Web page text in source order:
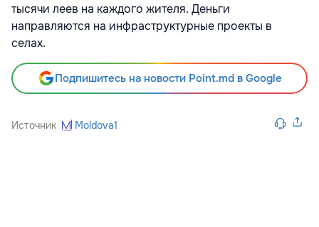
тысячи леев на каждого жителя. Деньги
направляются на инфраструктурные проекты в
селах.
Подпишитесь на новости Point.md в Google
Источник Moldova1